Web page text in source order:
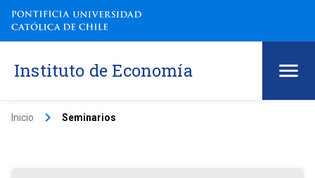
Instituto de Economía
Inicio keyboard_arrow_right Seminarios